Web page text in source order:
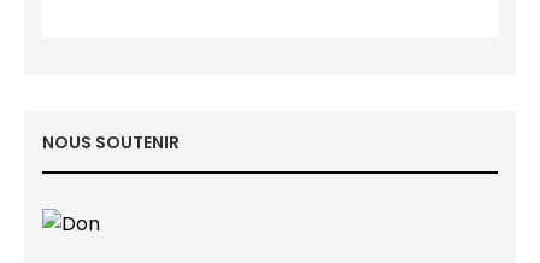
NOUS SOUTENIR